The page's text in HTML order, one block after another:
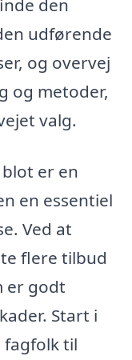
den
udførende
og overvej
og metoder,
valg.
er en
en essentiel
Ved at
flere tilbud
er godt
Start i
fagfolk til